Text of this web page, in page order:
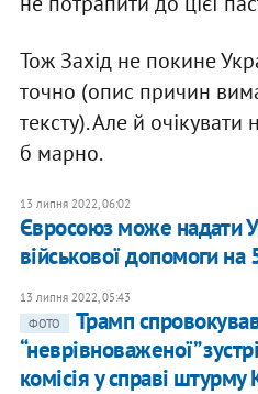
Тож Захід не покине
точно (опис причин
тексту). Але й
б марно.
13 липня 2022, 06:02
Євросоюз може надати
військової допомоги
13 липня 2022, 05:43
ФОТО
Трамп
“неврівноваженої”
комісія у справі штурму